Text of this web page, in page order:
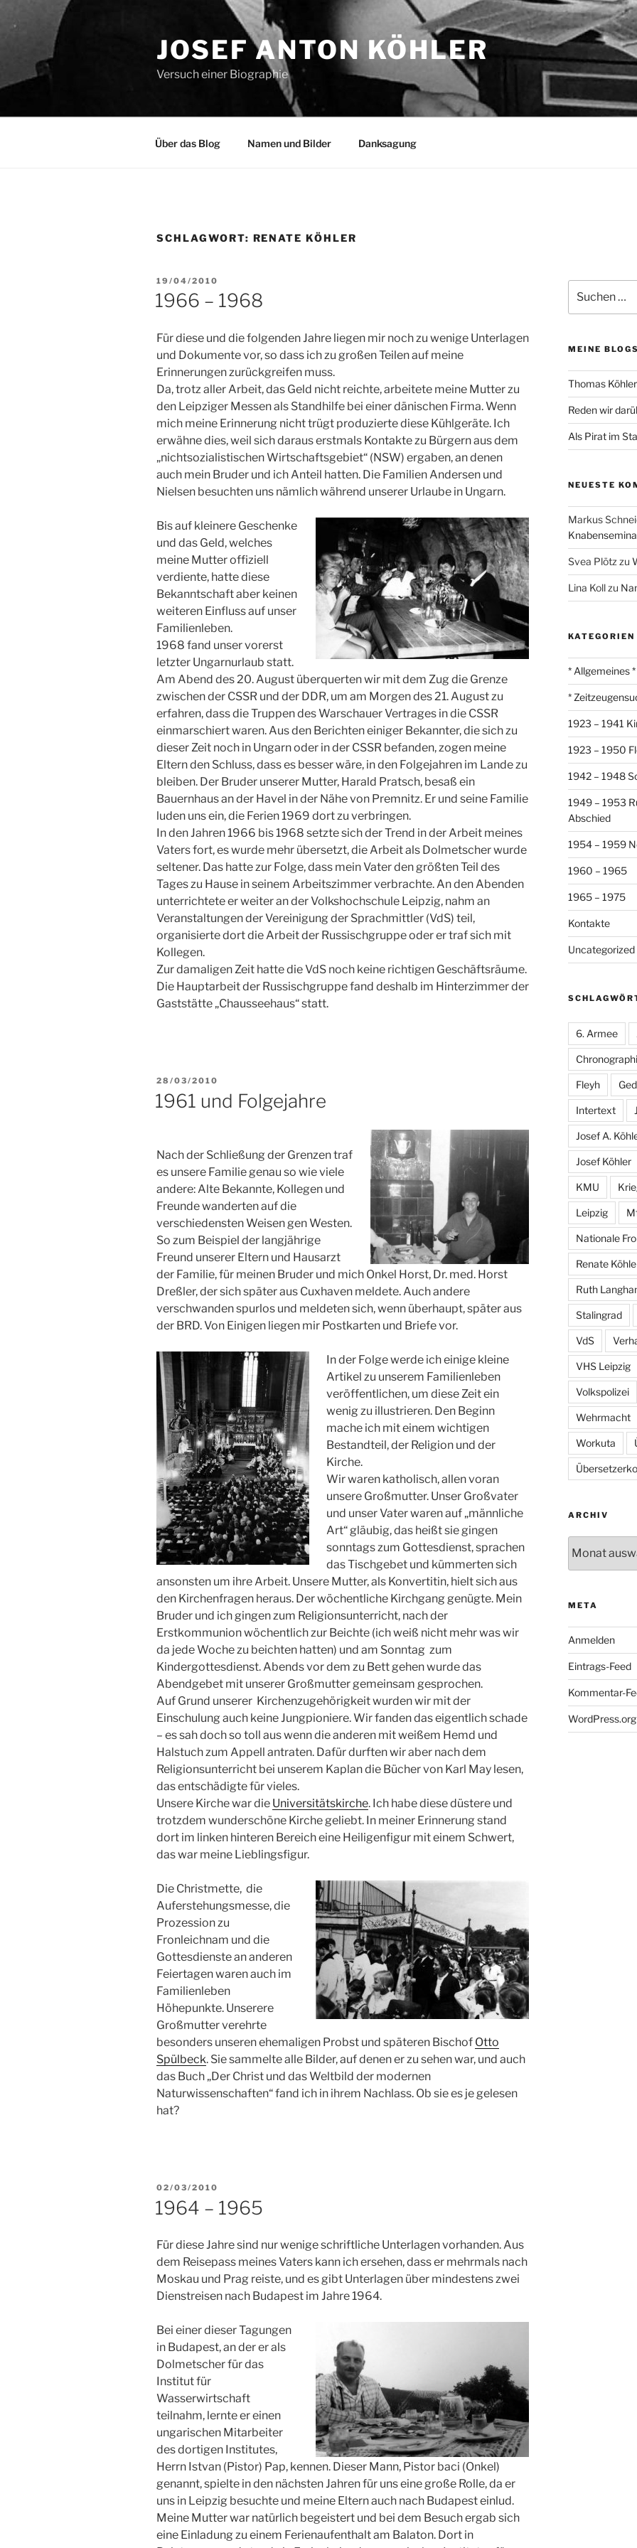
Inhalt
JOSEF ANTON KÖHLER
Versuch einer Biographie
Über das Blog Namen und Bilder Danksagung
SCHLAGWORT: RENATE KÖHLER
VERÖFFENTLICHT
AM
19/04/2010
1966 – 1968
Für diese und die folgenden Jahre liegen mir noch zu wenige Unterlagen
und Dokumente vor, so dass ich zu großen Teilen auf meine
Erinnerungen zurückgreifen muss.
Da, trotz aller Arbeit, das Geld nicht reichte, arbeitete meine Mutter zu
den Leipziger Messen als Standhilfe bei einer dänischen Firma. Wenn
mich meine Erinnerung nicht trügt produzierte diese Kühlgeräte. Ich
erwähne dies, weil sich daraus erstmals Kontakte zu Bürgern aus dem
„nichtsozialistischen Wirtschaftsgebiet“ (NSW) ergaben, an denen
auch mein Bruder und ich Anteil hatten. Die Familien Andersen und
Nielsen besuchten uns nämlich während unserer Urlaube in Ungarn.
Bis auf kleinere Geschenke
und das Geld, welches
meine Mutter offiziell
verdiente, hatte diese
Bekanntschaft aber keinen
weiteren Einfluss auf unser
Familienleben.
1968 fand unser vorerst
letzter Ungarnurlaub statt.
Am Abend des 20. August überquerten wir mit dem Zug die Grenze
zwischen der CSSR und der DDR, um am Morgen des 21. August zu
erfahren, dass die Truppen des Warschauer Vertrages in die CSSR
einmarschiert waren. Aus den Berichten einiger Bekannter, die sich zu
dieser Zeit noch in Ungarn oder in der CSSR befanden, zogen meine
Eltern den Schluss, dass es besser wäre, in den Folgejahren im Lande zu
bleiben. Der Bruder unserer Mutter, Harald Pratsch, besaß ein
Bauernhaus an der Havel in der Nähe von Premnitz. Er und seine Familie
luden uns ein, die Ferien 1969 dort zu verbringen.
In den Jahren 1966 bis 1968 setzte sich der Trend in der Arbeit meines
Vaters fort, es wurde mehr übersetzt, die Arbeit als Dolmetscher wurde
seltener. Das hatte zur Folge, dass mein Vater den größten Teil des
Tages zu Hause in seinem Arbeitszimmer verbrachte. An den Abenden
unterrichtete er weiter an der Volkshochschule Leipzig, nahm an
Veranstaltungen der Vereinigung der Sprachmittler (VdS) teil,
organisierte dort die Arbeit der Russischgruppe oder er traf sich mit
Kollegen.
Zur damaligen Zeit hatte die VdS noch keine richtigen Geschäftsräume.
Die Hauptarbeit der Russischgruppe fand deshalb im Hinterzimmer der
Gaststätte „Chausseehaus“ statt.
VERÖFFENTLICHT
28/03/2010
1961 und Folgejahre
Nach der Schließung der Grenzen traf
es unsere Familie genau so wie viele
andere: Alte Bekannte, Kollegen und
Freunde wanderten auf die
verschiedensten Weisen gen Westen.
So zum Beispiel der langjährige
Freund unserer Eltern und Hausarzt
der Familie, für meinen Bruder und mich Onkel Horst, Dr. med. Horst
Dreßler, der sich später aus Cuxhaven meldete. Auch andere
verschwanden spurlos und meldeten sich, wenn überhaupt, später aus
der BRD. Von Einigen liegen mir Postkarten und Briefe vor.
In der Folge werde ich einige kleine
Artikel zu unserem Familienleben
veröffentlichen, um diese Zeit ein
wenig zu illustrieren. Den Beginn
mache ich mit einem wichtigen
Bestandteil, der Religion und der
Kirche.
Wir waren katholisch, allen voran
unsere Großmutter. Unser Großvater
und unser Vater waren auf „männliche
Art“ gläubig, das heißt sie gingen
sonntags zum Gottesdienst, sprachen
das Tischgebet und kümmerten sich
ansonsten um ihre Arbeit. Unsere Mutter, als Konvertitin, hielt sich aus
den Kirchenfragen heraus. Der wöchentliche Kirchgang genügte. Mein
Bruder und ich gingen zum Religionsunterricht, nach der
Erstkommunion wöchentlich zur Beichte (ich weiß nicht mehr was wir
da jede Woche zu beichten hatten) und am Sonntag zum
Kindergottesdienst. Abends vor dem zu Bett gehen wurde das
Abendgebet mit unserer Großmutter gemeinsam gesprochen.
Auf Grund unserer Kirchenzugehörigkeit wurden wir mit der
Einschulung auch keine Jungpioniere. Wir fanden das eigentlich schade
– es sah doch so toll aus wenn die anderen mit weißem Hemd und
Halstuch zum Appell antraten. Dafür durften wir aber nach dem
Religionsunterricht bei unserem Kaplan die Bücher von Karl May lesen,
das entschädigte für vieles.
Unsere Kirche war die Universitätskirche. Ich habe diese düstere und
trotzdem wunderschöne Kirche geliebt. In meiner Erinnerung stand
dort im linken hinteren Bereich eine Heiligenfigur mit einem Schwert,
das war meine Lieblingsfigur.
Die Christmette, die
Auferstehungsmesse, die
Prozession zu
Fronleichnam und die
Gottesdienste an anderen
Feiertagen waren auch im
Familienleben
Höhepunkte. Unserere
Großmutter verehrte
besonders unseren ehemaligen Probst und späteren Bischof Otto
Spülbeck. Sie sammelte alle Bilder, auf denen er zu sehen war, und auch
das Buch „Der Christ und das Weltbild der modernen
Naturwissenschaften“ fand ich in ihrem Nachlass. Ob sie es je gelesen
hat?
VERÖFFENTLICHT
AM
02/03/2010
1964 – 1965
Für diese Jahre sind nur wenige schriftliche Unterlagen vorhanden. Aus
dem Reisepass meines Vaters kann ich ersehen, dass er mehrmals nach
Moskau und Prag reiste, und es gibt Unterlagen über mindestens zwei
Dienstreisen nach Budapest im Jahre 1964.
Bei einer dieser Tagungen
in Budapest, an der er als
Dolmetscher für das
Institut für
Wasserwirtschaft
teilnahm, lernte er einen
ungarischen Mitarbeiter
des dortigen Institutes,
Herrn Istvan (Pistor) Pap, kennen. Dieser Mann, Pistor baci (Onkel)
genannt, spielte in den nächsten Jahren für uns eine große Rolle, da er
uns in Leipzig besuchte und meine Eltern auch nach Budapest einlud.
Meine Mutter war natürlich begeistert und bei dem Besuch ergab sich
eine Einladung zu einem Ferienaufenthalt am Balaton. Dort in
nach:
MEINE
Thomas
Reden wir
Als Pirat im
NEUESTE
Markus
Svea Plötz zu
Lina Kollzu
KATEGORIEN
* Allgemeines *
*
1923 – 1941
1923 – 1950
1942 – 1948
1949 – 1953
Abschied
1954 – 1959
1960 – 1965
1965 – 1975
Kontakte
Uncategorized
6. Armee
Fleyh
Intertext
Josef A.
Josef Köhler
KMU
Leipzig
Nationale
Renate
Ruth
Stalingrad
VdS
VHS Leipzig
Volkspolizei
Wehrmacht
Workuta
ARCHIV
META
Anmelden
Eintrags-Feed
Kommentar-
WordPress.org